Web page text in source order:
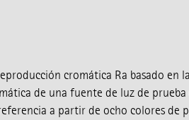
cromática Ra basado en
de una fuente de luz de prueba
a partir de ocho colores de